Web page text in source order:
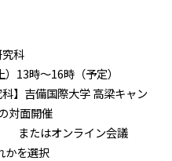
科
時～16時（予定）
】吉備国際大学 高梁キャン
対面開催
イン会議
を選択